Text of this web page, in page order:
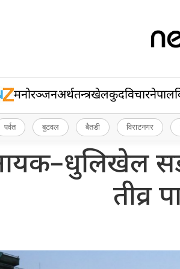
मनोरञ्जनअर्थतन्त्रखेलकुदविचारनेपाल
पर्वत बुटवल बैतडी विराटनगर
तीव्र